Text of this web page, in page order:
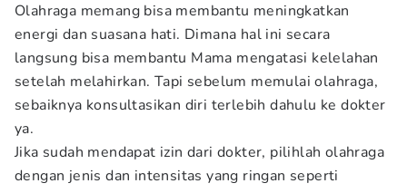
Olahraga memang bisa membantu meningkatkan
energi dan suasana hati. Dimana hal ini secara
langsung bisa membantu Mama mengatasi kelelahan
setelah melahirkan. Tapi sebelum memulai olahraga,
sebaiknya konsultasikan diri terlebih dahulu ke dokter
ya.
Jika sudah mendapat izin dari dokter, pilihlah olahraga
dengan jenis dan intensitas yang ringan seperti